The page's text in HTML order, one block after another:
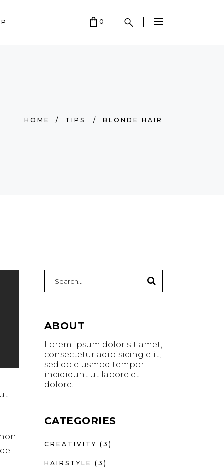
0
HOME / TIPS / BLONDE HAIR
ABOUT
Lorem ipsum dolor sit amet,
consectetur adipisicing elit,
sed do eiusmod tempor
incididunt ut labore et
dolore.
CATEGORIES
CREATIVITY (3)
HAIRSTYLE (3)